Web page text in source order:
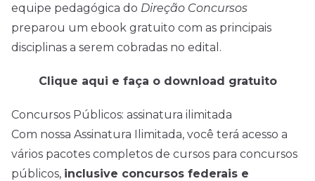
equipe pedagógica do Direção Concursos
preparou um ebook gratuito com as principais
disciplinas a serem cobradas no edital.
Clique aqui e faça o download gratuito
Concursos Públicos: assinatura ilimitada
Com nossa Assinatura Ilimitada, você terá acesso a
vários pacotes completos de cursos para concursos
públicos, inclusive concursos federais e